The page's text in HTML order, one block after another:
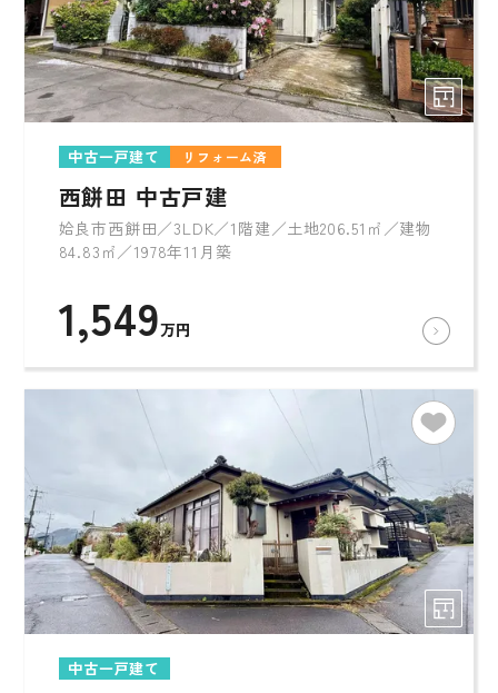
中古一戸建て リフォーム済
西餅田 中古戸建
姶良市西餅田／3LDK／1階建／土地206.51㎡／建物
84.83㎡／1978年11月築
1,549万円
中古一戸建て